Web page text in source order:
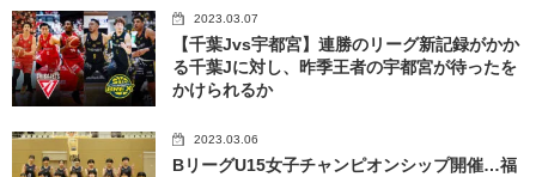
2023.03.07
【千葉Jvs宇都宮】連勝のリーグ新記録がかか
る千葉Jに対し、昨季王者の宇都宮が待ったを
かけられるか
2023.03.06
BリーグU15女子チャンピオンシップ開催…福